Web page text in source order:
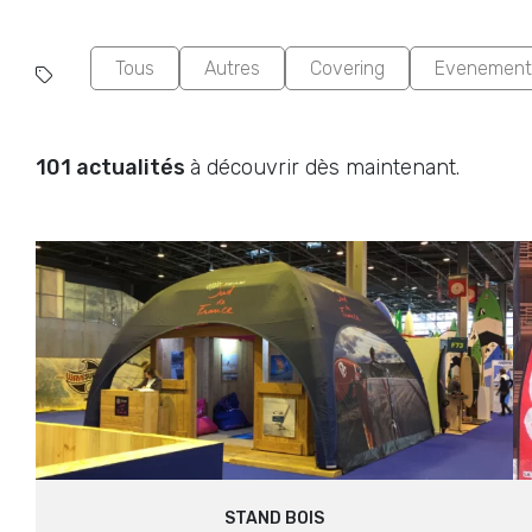
Explorez notre gamme
haute qualité,
Tous Autres Covering Evenement
101 actualités à découvrir dès maintenant.
STAND BOIS